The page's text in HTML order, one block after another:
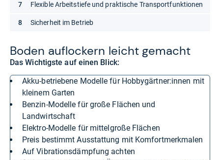
Boden auf­lo­ckern leicht gemacht
Das Wichtigste auf einen Blick:
Akku-betriebene Modelle für Hobbygärtner:innen mit
kleinem Garten
Benzin-Modelle für große Flächen und
Landwirtschaft
Elektro-Modelle für mittelgroße Flächen
Preis bestimmt Ausstattung mit Komfortmerkmalen
Auf Vibrationsdämpfung achten
Flexible Arbeitstiefe und praktische Transportfunktionen
Sicherheit im Betrieb